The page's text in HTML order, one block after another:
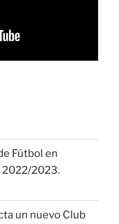
Fútbol en
2022/2023.
un nuevo Club